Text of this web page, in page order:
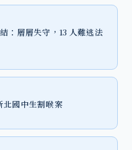
：層層失守，13 人難逃法
國中生割喉案